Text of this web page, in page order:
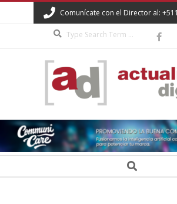
to
Comunícate con el Director al:
ACTUALIDAD
DIGITAL Search